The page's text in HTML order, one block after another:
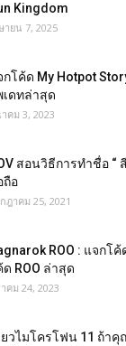
Kingdom
ายน 7, 2025
กโค้ด My Hotpot
เดทล่าสุด
คม 3, 2023
สอนวิธีการทำชื่อ “
ถือ
ฎาคม 25, 2021
ROO : แจกโ
ด ROO ล่าสุด
คม 24, 2023
ยวไมโครโฟน 11 ถ้า